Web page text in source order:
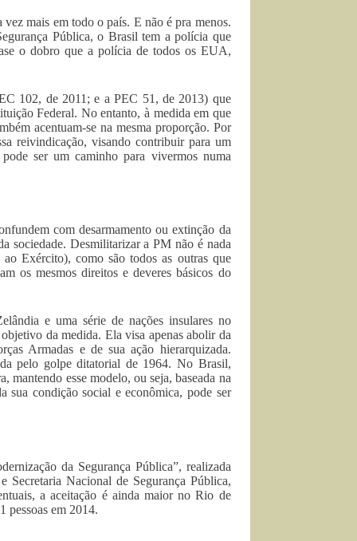
mais em todo o país. E não é pra menos.
Pública, o Brasil tem a polícia que
o dobro que a polícia de todos os EUA,
102, de 2011; e a PEC 51, de 2013) que
Federal. No entanto, à medida em que
acentuam-se na mesma proporção. Por
reivindicação, visando contribuir para um
ser um caminho para vivermos numa
com desarmamento ou extinção da
sociedade. Desmilitarizar a PM não é nada
Exército), como são todos as outras que
os mesmos direitos e deveres básicos do
e uma série de nações insulares no
da medida. Ela visa apenas abolir da
Armadas e de sua ação hierarquizada.
pelo golpe ditatorial de 1964. No Brasil,
mantendo esse modelo, ou seja, baseada na
sua condição social e econômica, pode ser
da Segurança Pública”, realizada
Secretaria Nacional de Segurança Pública,
a aceitação é ainda maior no Rio de
pessoas em 2014.